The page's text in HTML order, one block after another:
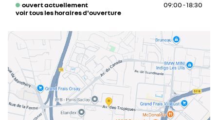
ouvert actuellement
09:00 - 18:30
voir tous les horaires d'ouverture
08:00 - 19:00
mercredi
08:00 - 19:00
jeudi
08:00 - 19:00
vendredi
08:00 - 19:00
samedi
09:00 - 18:30
dimanche
fermé